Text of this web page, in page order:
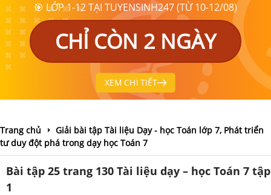
🎯 LỚP 1-12 TẠI TUYENSINH247 (TỪ 10-12/08)
CHỈ CÒN 2 NGÀY
XEM CHI TIẾT
Trang chủ
Giải bài tập Tài liệu Dạy - học Toán lớp 7, Phát triển
tư duy đột phá trong dạy học Toán 7
Bài tập 25 trang 130 Tài liệu dạy – học Toán 7 tập
1